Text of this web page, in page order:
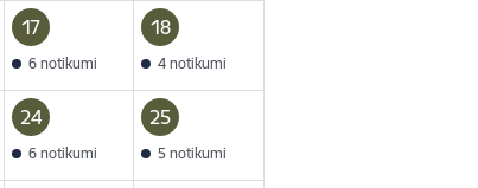
17
6 notikumi
18
4 notikumi
24
6 notikumi
25
5 notikumi